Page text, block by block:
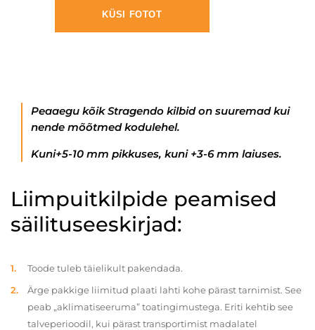
KÜSI FOTOT
Peaaegu kõik Stragendo kilbid on suuremad kui
nende mõõtmed kodulehel.
Kuni+5-10 mm pikkuses, kuni +3-6 mm laiuses.
Liimpuitkilpide peamised
säilituseeskirjad:
Toode tuleb täielikult pakendada.
Ärge pakkige liimitud plaati lahti kohe pärast tarnimist. See
peab „aklimatiseeruma” toatingimustega. Eriti kehtib see
talveperioodil, kui pärast transportimist madalatel